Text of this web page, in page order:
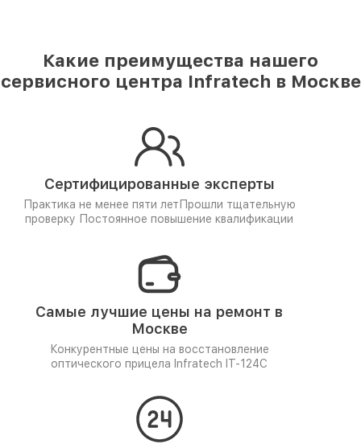
Какие преимущества нашего
сервисного центра Infratech в Москве
Сертифицированные эксперты
Практика не менее пяти лет Прошли тщательную
проверку Постоянное повышение квалификации
Самые лучшие цены на ремонт в
Москве
Конкурентные цены на восстановление
оптического прицела Infratech IT-124C